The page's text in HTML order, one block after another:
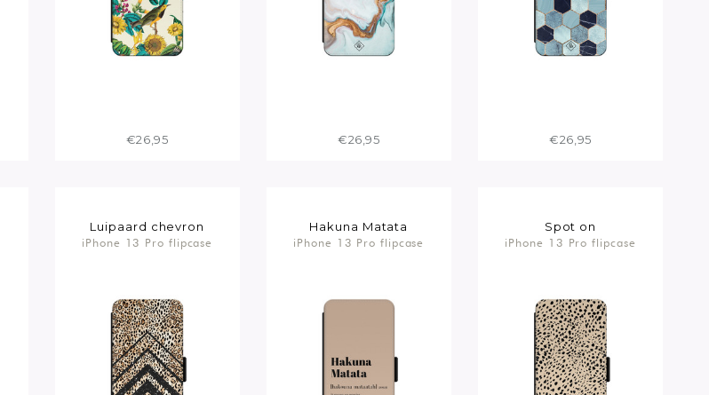
€26,95 €26,95 €26,95
Luipaard chevron
iPhone 13 Pro flipcase
Hakuna Matata
iPhone 13 Pro flipcase
Spot on
iPhone 13 Pro flipcase